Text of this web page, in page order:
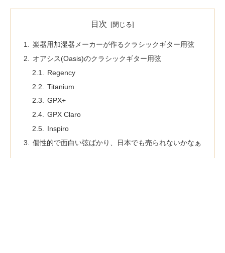
目次
楽器用加湿器メーカーが作るクラシックギター用弦
オアシス(Oasis)のクラシックギター用弦
Regency
Titanium
GPX+
GPX Claro
Inspiro
個性的で面白い弦ばかり、日本でも売られないかなぁ